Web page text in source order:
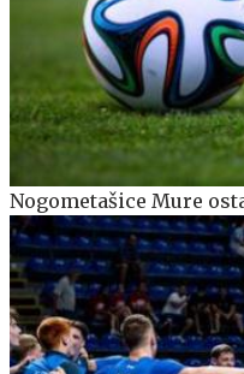
Nogometašice Mure